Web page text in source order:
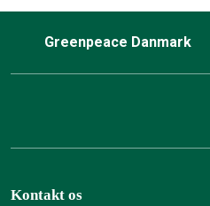
Greenpeace Danmark
Kontakt os